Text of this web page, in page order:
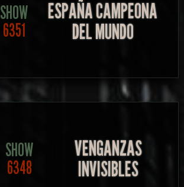
SHOW
6351
ESPAÑA CAMPEONA
DEL MUNDO
SHOW
6348
VENGANZAS
INVISIBLES